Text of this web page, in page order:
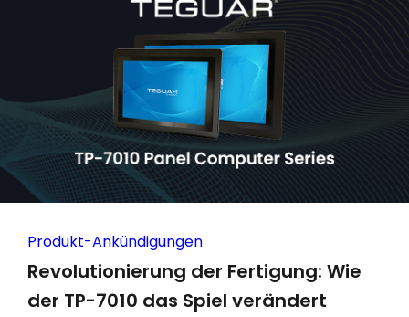
Produkt-Ankündigungen
Revolutionierung der Fertigung: Wie
der TP-7010 das Spiel verändert